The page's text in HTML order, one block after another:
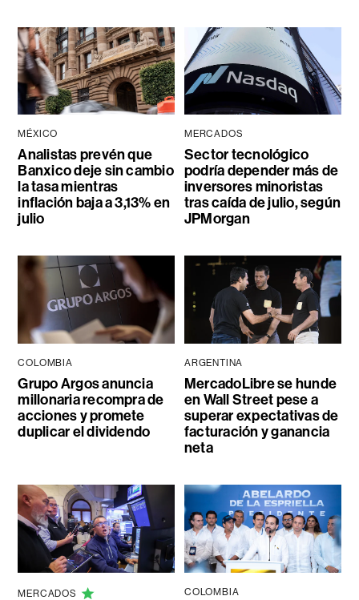
MÉXICO
Analistas prevén que
Banxico deje sin cambio
la tasa mientras
inflación baja a 3,13% en
julio
MERCADOS
Sector tecnológico
podría depender más de
inversores minoristas
tras caída de julio, según
JPMorgan
COLOMBIA
Grupo Argos anuncia
millonaria recompra de
acciones y promete
duplicar el dividendo
ARGENTINA
MercadoLibre se hunde
en Wall Street pese a
superar expectativas de
facturación y ganancia
neta
MERCADOS COLOMBIA